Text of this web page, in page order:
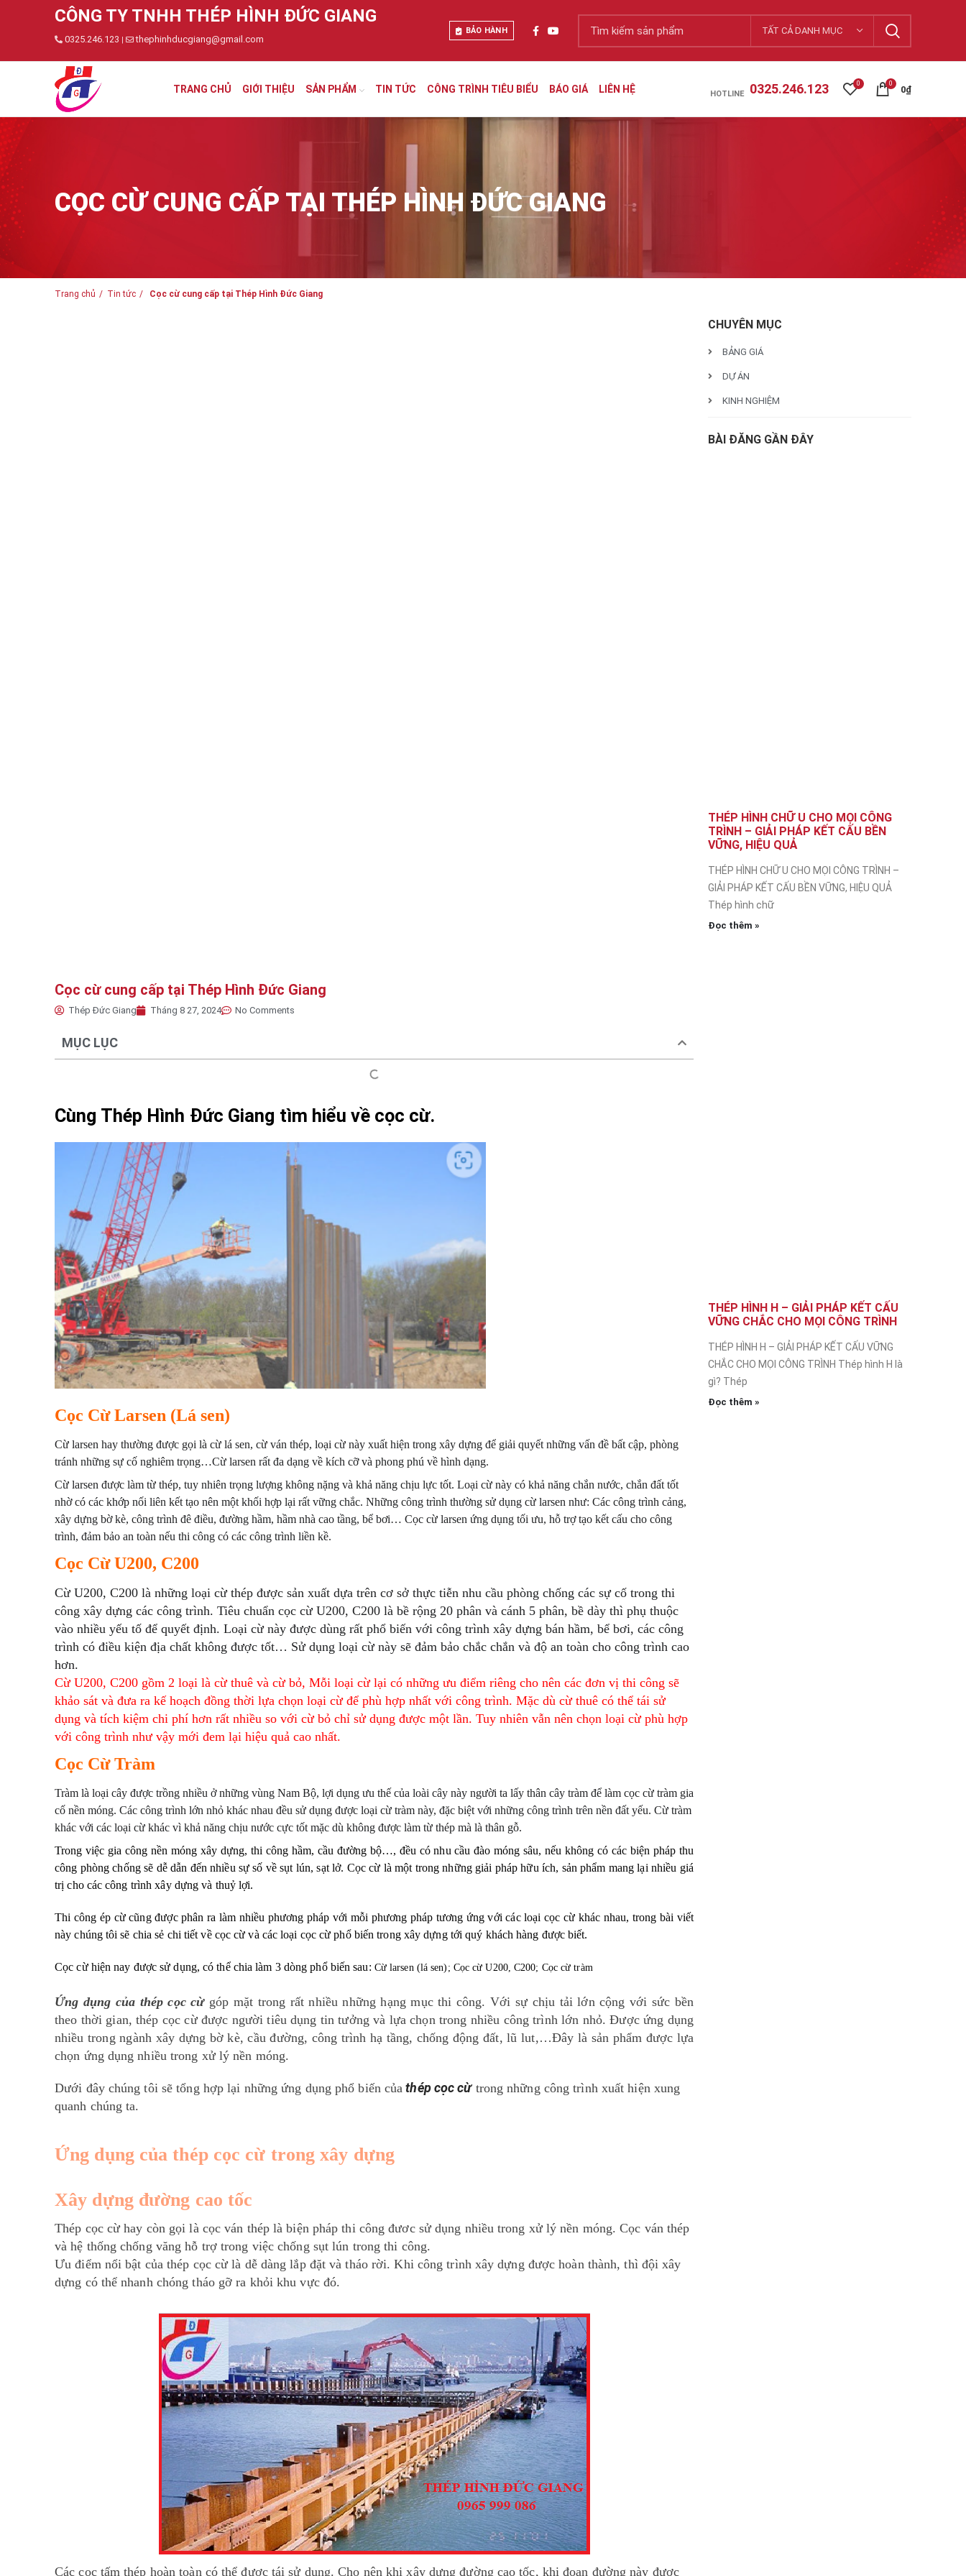
CÔNG TY TNHH THÉP HÌNH ĐỨC GIANG
0325.246.123 | thephinhducgiang@gmail.com
BẢO HÀNH TẤT CẢ DANH MỤC
TRANG CHỦ GIỚI THIỆU SẢN PHẨM TIN TỨC CÔNG TRÌNH TIÊU BIỂU BÁO GIÁ LIÊN HỆ HOTLINE 0325.246.123 0 0
0₫
CỌC CỪ CUNG CẤP TẠI THÉP HÌNH ĐỨC GIANG
Trang chủ Tin tức Cọc cừ cung cấp tại Thép Hình Đức Giang
Cọc cừ cung cấp tại Thép Hình Đức Giang
Thép Đức Giang Tháng 8 27, 2024 No Comments
MỤC LỤC
Cùng Thép Hình Đức Giang tìm hiểu về cọc cừ.
Cọc Cừ Larsen (Lá sen)
Cừ larsen hay thường được gọi là cừ lá sen, cừ ván thép, loại cừ này xuất hiện trong xây dựng để giải quyết những vấn đề bất cập, phòng
tránh những sự cố nghiêm trọng…Cừ larsen rất đa dạng về kích cỡ và phong phú về hình dạng.
Cừ larsen được làm từ thép, tuy nhiên trọng lượng không nặng và khả năng chịu lực tốt. Loại cừ này có khả năng chắn nước, chắn đất tốt
nhờ có các khớp nối liên kết tạo nên một khối hợp lại rất vững chắc. Những công trình thường sử dụng cừ larsen như: Các công trình cảng,
xây dựng bờ kè, công trình đê điều, đường hầm, hầm nhà cao tầng, bể bơi… Cọc cừ larsen ứng dụng tối ưu, hỗ trợ tạo kết cấu cho công
trình, đảm bảo an toàn nếu thi công có các công trình liền kề.
Cọc Cừ U200, C200
Cừ U200, C200 là những loại cừ thép được sản xuất dựa trên cơ sở thực tiễn nhu cầu phòng chống các sự cố trong thi
công xây dựng các công trình. Tiêu chuẩn cọc cừ U200, C200 là bề rộng 20 phân và cánh 5 phân, bề dày thì phụ thuộc
vào nhiều yếu tố để quyết định. Loại cừ này được dùng rất phổ biến với công trình xây dựng bán hầm, bể bơi, các công
trình có điều kiện địa chất không được tốt… Sử dụng loại cừ này sẽ đảm bảo chắc chắn và độ an toàn cho công trình cao
hơn.
Cừ U200, C200 gồm 2 loại là cừ thuê và cừ bỏ, Mỗi loại cừ lại có những ưu điểm riêng cho nên các đơn vị thi công sẽ
khảo sát và đưa ra kế hoạch đồng thời lựa chọn loại cừ để phù hợp nhất với công trình. Mặc dù cừ thuê có thể tái sử
dụng và tích kiệm chi phí hơn rất nhiều so với cừ bỏ chỉ sử dụng được một lần. Tuy nhiên vẫn nên chọn loại cừ phù hợp
với công trình như vậy mới đem lại hiệu quả cao nhất.
Cọc Cừ Tràm
Tràm là loại cây được trồng nhiều ở những vùng Nam Bộ, lợi dụng ưu thế của loài cây này người ta lấy thân cây tràm để làm cọc cừ tràm gia
cố nền móng. Các công trình lớn nhỏ khác nhau đều sử dụng được loại cừ tràm này, đặc biệt với những công trình trên nền đất yếu. Cừ tràm
khác với các loại cừ khác vì khả năng chịu nước cực tốt mặc dù không được làm từ thép mà là thân gỗ.
Trong việc gia công nền móng xây dựng, thi công hầm, cầu đường bộ…, đều có nhu cầu đào móng sâu, nếu không có các biện pháp thu
công phòng chống sẽ dễ dẫn đến nhiều sự số về sụt lún, sạt lở. Cọc cừ là một trong những giải pháp hữu ích, sản phẩm mang lại nhiều giá
trị cho các công trình xây dựng và thuỷ lợi.
Thi công ép cừ cũng được phân ra làm nhiều phương pháp với mỗi phương pháp tương ứng với các loại cọc cừ khác nhau, trong bài viết
này chúng tôi sẽ chia sẻ chi tiết về cọc cừ và các loại cọc cừ phổ biến trong xây dựng tới quý khách hàng được biết.
Cọc cừ hiện nay được sử dụng, có thể chia làm 3 dòng phổ biến sau: Cừ larsen (lá sen); Cọc cừ U200, C200; Cọc cừ tràm
Ứng dụng của thép cọc cừgóp mặt trong rất nhiều những hạng mục thi công. Với sự chịu tải lớn cộng với sức bền
theo thời gian, thép cọc cừ được người tiêu dụng tin tưởng và lựa chọn trong nhiều công trình lớn nhỏ. Được ứng dụng
nhiều trong ngành xây dựng bờ kè, cầu đường, công trình hạ tầng, chống động đất, lũ lut,…Đây là sản phẩm được lựa
chọn ứng dụng nhiều trong xử lý nền móng.
Dưới đây chúng tôi sẽ tổng hợp lại những ứng dụng phổ biến của thép cọc cừtrong những công trình xuất hiện xung
quanh chúng ta.
Ứng dụng của thép cọc cừ trong xây dựng
Xây dựng đường cao tốc
Thép cọc cừ hay còn gọi là cọc ván thép là biện pháp thi công đươc sử dụng nhiều trong xử lý nền móng. Cọc ván thép
và hệ thống chống văng hỗ trợ trong việc chống sụt lún trong thi công.
Ưu điểm nổi bật của thép cọc cừ là dễ dàng lắp đặt và tháo rời. Khi công trình xây dựng được hoàn thành, thì đội xây
dựng có thể nhanh chóng tháo gỡ ra khỏi khu vực đó.
Các cọc tấm thép hoàn toàn có thể được tái sử dụng. Cho nên khi xây dựng đường cao tốc, khi đoạn đường này được
CHUYÊN MỤC
BẢNG GIÁ
DỰ ÁN
KINH NGHIỆM
BÀI ĐĂNG GẦN ĐÂY
THÉP HÌNH CHỮ U CHO MỌI CÔNG
TRÌNH – GIẢI PHÁP KẾT CẤU BỀN
VỮNG, HIỆU QUẢ
THÉP HÌNH CHỮ U CHO MỌI CÔNG TRÌNH –
GIẢI PHÁP KẾT CẤU BỀN VỮNG, HIỆU QUẢ
Thép hình chữ
Đọc thêm »
THÉP HÌNH H – GIẢI PHÁP KẾT CẤU
VỮNG CHẮC CHO MỌI CÔNG TRÌNH
THÉP HÌNH H – GIẢI PHÁP KẾT CẤU VỮNG
CHẮC CHO MỌI CÔNG TRÌNH Thép hình H là
gì? Thép
Đọc thêm »